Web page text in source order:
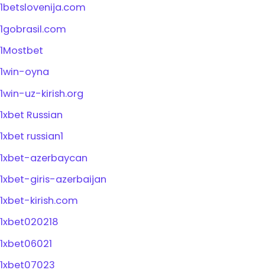
1betslovenija.com
1gobrasil.com
1Mostbet
1win-oyna
1win-uz-kirish.org
1xbet Russian
1xbet russian1
1xbet-azerbaycan
1xbet-giris-azerbaijan
1xbet-kirish.com
1xbet020218
1xbet06021
1xbet07023